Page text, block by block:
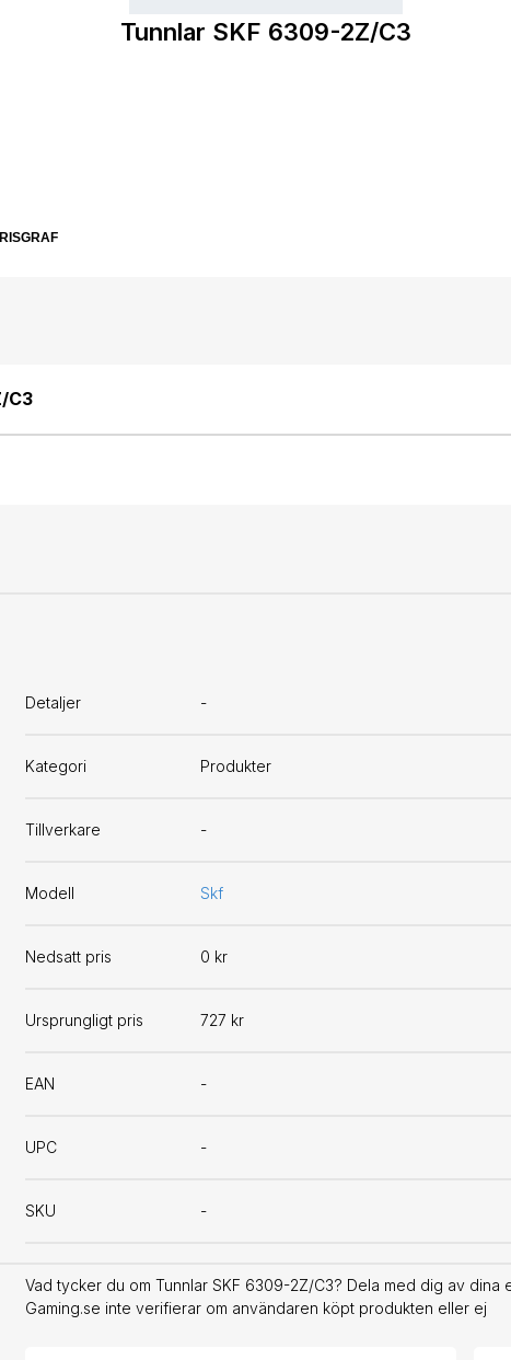
Tunnlar SKF 6309-2Z/C3
C3
Detaljer -
Kategori Produkter
Tillverkare -
Modell Skf
Nedsatt pris 0 kr
Ursprungligt pris 727 kr
EAN -
UPC -
SKU -
Vad tycker du om Tunnlar SKF 6309-2Z/C3? Dela med dig av
Gaming.se inte verifierar om användaren köpt produkten eller ej